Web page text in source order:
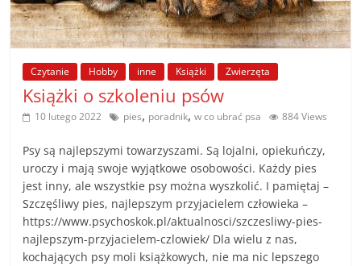
poradniki.
Porady
praktyczne
porady
wskazówki
poradniki
na
każdy
temat
Czytanie Hobby inne Książki Zwierzęta
Książki o szkoleniu psów
10 lutego 2022 pies, poradnik,w co ubrać psa 884 Views
Psy są najlepszymi towarzyszami. Są lojalni, opiekuńczy,
uroczy i mają swoje wyjątkowe osobowości. Każdy pies
jest inny, ale wszystkie psy można wyszkolić. I pamiętaj –
Szczęśliwy pies, najlepszym przyjacielem człowieka –
https://www.psychoskok.pl/aktualnosci/szczesliwy-pies-
najlepszym-przyjacielem-czlowiek/ Dla wielu z nas,
kochających psy moli książkowych, nie ma nic lepszego